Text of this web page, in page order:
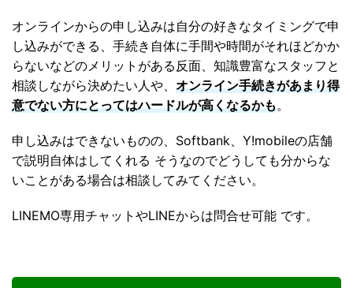
オンラインからの申し込みは自分の好きなタイミングで申
し込みができる、手続き自体に手間や時間がそれほどかか
らないなどのメリットがある反面、知識豊富なスタッフと
相談しながら決めたい人や、 オンライン手続きがあまり得
意でない方にとってはハードルが高くなるかも。
申し込みはできないものの、Softbank、Y!mobileの店舗
で説明自体はしてくれる そうなのでどうしても分からな
いことがある場合は相談してみてください。
LINEMO専用チャットやLINEからは問合せ可能 です。